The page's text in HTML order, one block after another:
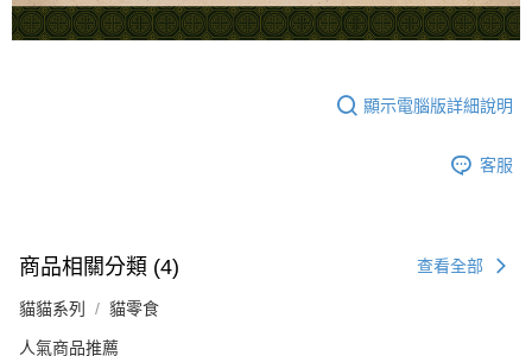
顯示電腦版詳細說明
客服
商品相關分類 (4) 查看全部
貓貓系列 貓零食
人氣商品推薦